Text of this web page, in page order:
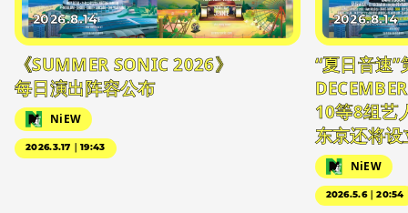
2026.8.14
《SUMMER SONIC 2026》
每日演出阵容公布
NiEW
2026.3.17｜19:43
2026.8.14
“夏日音速
DECEMBER
10等8组艺
东京还将
NiEW
2026.5.6｜20:54